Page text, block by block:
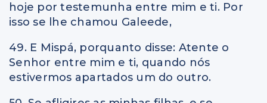
hoje por testemunha entre mim e ti. Por
isso se lhe chamou Galeede,
49. E Mispá, porquanto disse: Atente o
Senhor entre mim e ti, quando nós
estivermos apartados um do outro.